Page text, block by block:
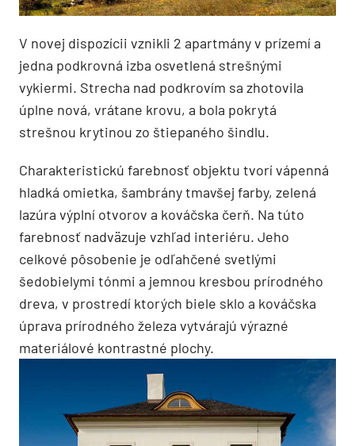
V novej dispozícii vznikli 2 apartmány v prízemí a
jedna podkrovná izba osvetlená strešnými
vykiermi. Strecha nad podkrovím sa zhotovila
úplne nová, vrátane krovu, a bola pokrytá
strešnou krytinou zo štiepaného šindlu.
Charakteristickú farebnosť objektu tvorí vápenná
hladká omietka, šambrány tmavšej farby, zelená
lazúra výplní otvorov a kováčska čerň. Na túto
farebnosť nadväzuje vzhľad interiéru. Jeho
celkové pôsobenie je odľahčené svetlými
šedobielymi tónmi a jemnou kresbou prírodného
dreva, v prostredí ktorých biele sklo a kováčska
úprava prírodného železa vytvárajú výrazné
materiálové kontrastné plochy.